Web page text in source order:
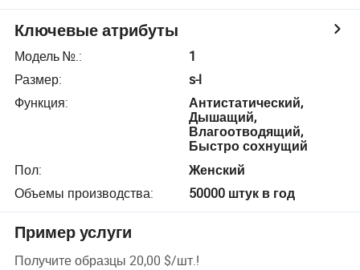
Ключевые атрибуты
Модель №.:
1
Размер:
s-l
Функция:
Антистатический,
Дышащий,
Влагоотводящий,
Быстро сохнущий
Пол:
Женский
Объемы производства: 50000 штук в год
Пример услуги
Получите образцы 20,00 $/шт.!